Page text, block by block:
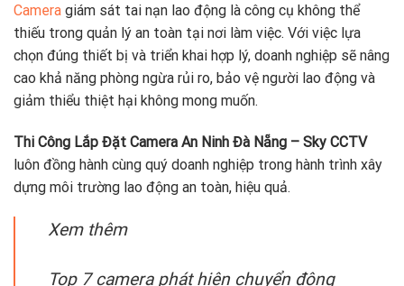
Camera giám sát tai nạn lao động là công cụ không thể
thiếu trong quản lý an toàn tại nơi làm việc. Với việc lựa
chọn đúng thiết bị và triển khai hợp lý, doanh nghiệp sẽ nâng
cao khả năng phòng ngừa rủi ro, bảo vệ người lao động và
giảm thiểu thiệt hại không mong muốn.
Thi Công Lắp Đặt Camera An Ninh Đà Nẵng – Sky CCTV
luôn đồng hành cùng quý doanh nghiệp trong hành trình xây
dựng môi trường lao động an toàn, hiệu quả.
Xem thêm
Top 7 camera phát hiện chuyển động